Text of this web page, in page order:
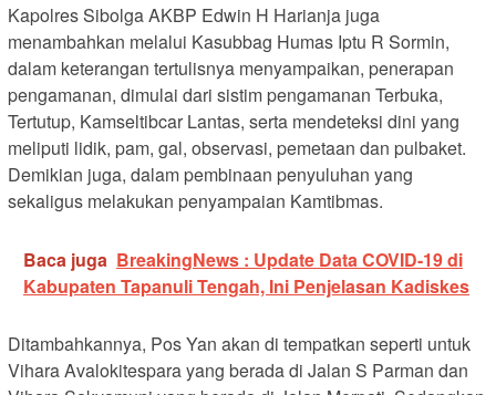
Kapolres Sibolga AKBP Edwin H Harianja juga
menambahkan melalui Kasubbag Humas Iptu R Sormin,
dalam keterangan tertulisnya menyampaikan, penerapan
pengamanan, dimulai dari sistim pengamanan Terbuka,
Tertutup, Kamseltibcar Lantas, serta mendeteksi dini yang
meliputi lidik, pam, gal, observasi, pemetaan dan pulbaket.
Demikian juga, dalam pembinaan penyuluhan yang
sekaligus melakukan penyampaian Kamtibmas.
Baca juga BreakingNews : Update Data COVID-19 di
Kabupaten Tapanuli Tengah, Ini Penjelasan Kadiskes
Ditambahkannya, Pos Yan akan di tempatkan seperti untuk
Vihara Avalokitespara yang berada di Jalan S Parman dan